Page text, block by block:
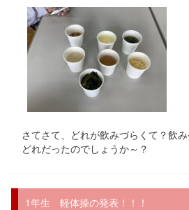
さてさて、どれが飲みづらくて？飲
どれだったのでしょうか～？
1年生 軽体操の発表！！！